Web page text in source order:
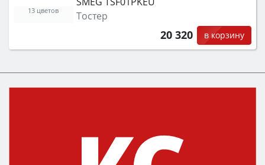
Тостер
20 320 в корзину
13 цветов